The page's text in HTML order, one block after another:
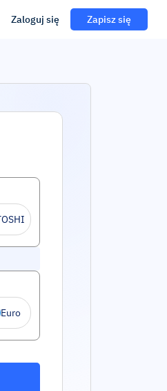
Zaloguj się Zapisz się
Euro